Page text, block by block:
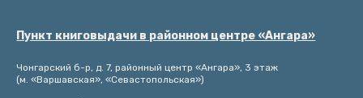
Пункт книговыдачи в районном центре «Ангара»
Чонгарский б-р, д. 7, районный центр «Ангара», 3 этаж
(м. «Варшавская», «Севастопольская»)